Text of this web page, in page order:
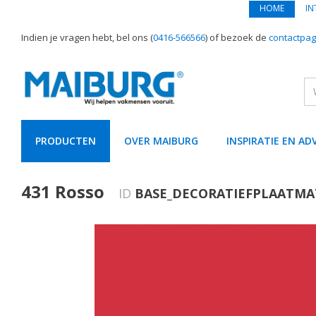
HOME
Indien je vragen hebt, bel ons (0416-566566) of bezoek de
PRODUCTEN OVER MAIBURG INSPIRATIE EN
431 Rosso ID